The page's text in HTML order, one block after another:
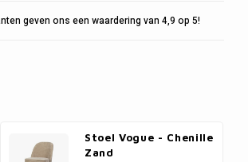
geven ons een waardering van 4,9 op 5!
Stoel Vogue - Chenille
Zand